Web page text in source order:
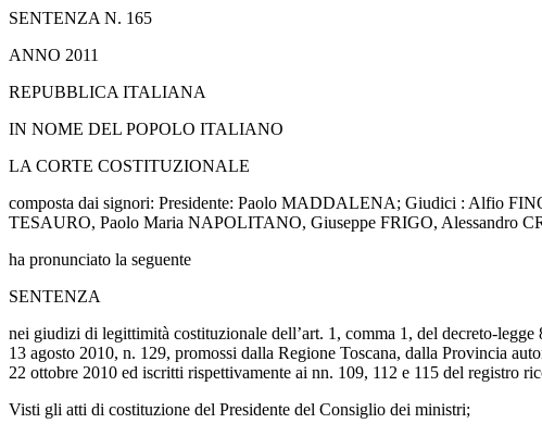
SENTENZA N. 165
ANNO 2011
REPUBBLICA ITALIANA
IN NOME DEL POPOLO ITALIANO
LA CORTE COSTITUZIONALE
composta dai signori: Presidente: Paolo MADDALENA; Giudici : Alfio
TESAURO, Paolo Maria NAPOLITANO, Giuseppe FRIGO, Alessandro
ha pronunciato la seguente
SENTENZA
nei giudizi di legittimità costituzionale dell’art. 1, comma 1, del decreto-
13 agosto 2010, n. 129, promossi dalla Regione Toscana, dalla Provincia
22 ottobre 2010 ed iscritti rispettivamente ai nn. 109, 112 e 115 del registro
Visti gli atti di costituzione del Presidente del Consiglio dei ministri;